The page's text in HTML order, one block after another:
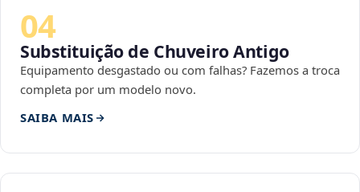
04
Substituição de Chuveiro Antigo
Equipamento desgastado ou com falhas? Fazemos a troca
completa por um modelo novo.
SAIBA MAIS